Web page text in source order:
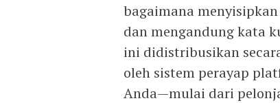
bagaimana
dan mengandung kata
ini didistribusikan
oleh sistem perayap
Anda—mulai dari